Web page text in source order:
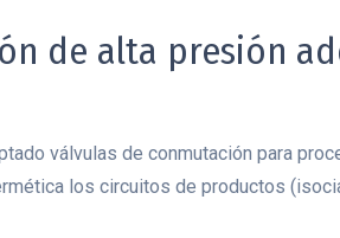
de alta presión
válvulas de conmutación para
los circuitos de productos